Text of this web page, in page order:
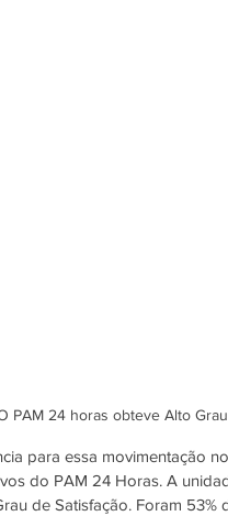
PAM 24 horas obteve Alto
para essa movimentação
do PAM 24 Horas. A
de Satisfação. Foram 53%